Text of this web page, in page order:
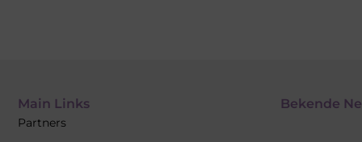
Main Links
Partners
Bekende